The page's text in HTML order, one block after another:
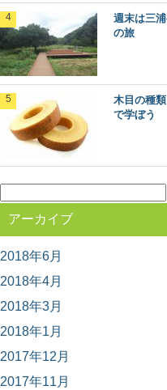
ハイキン
の。 最近
木材に
裏のは
突然です
ヒノキ
その特
週末は三
の旅
木目の種
で学ぼう
索:
アーカイブ
2018年6月
2018年4月
2018年3月
2018年1月
2017年12月
2017年11月